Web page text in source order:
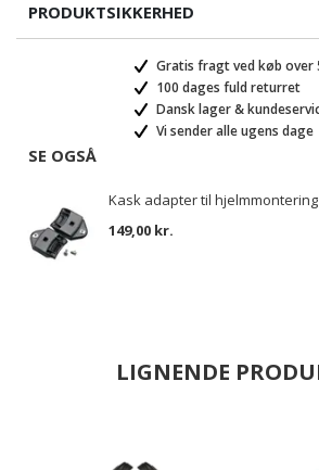
PRODUKTSIKKERHED
Gratis fragt ved køb over
100 dages fuld returret
Dansk lager &
Vi sender alle ugens dage
SE OGSÅ
Kask adapter til hjelmmontering
149,00 kr.
LIGNENDE